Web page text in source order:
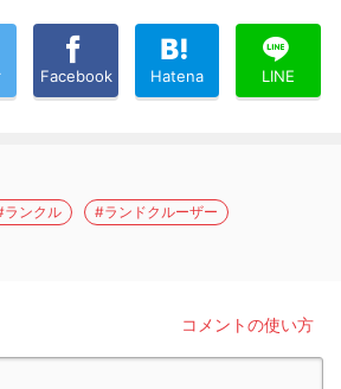
Facebook Hatena LINE
ランクル #ランドクルーザー
コメントの使い方